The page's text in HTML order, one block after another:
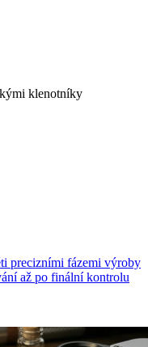
klenotníky
precizními fázemi výroby
až po finální kontrolu